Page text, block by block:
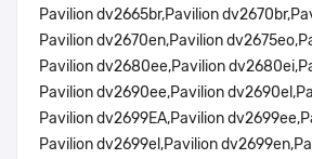
Pavilion dv2665br,Pavilion
Pavilion dv2670en,Pavilion
Pavilion dv2680ee,Pavilion
Pavilion dv2690ee,Pavilion
Pavilion dv2699EA,Pavilion
Pavilion dv2699el,Pavilion